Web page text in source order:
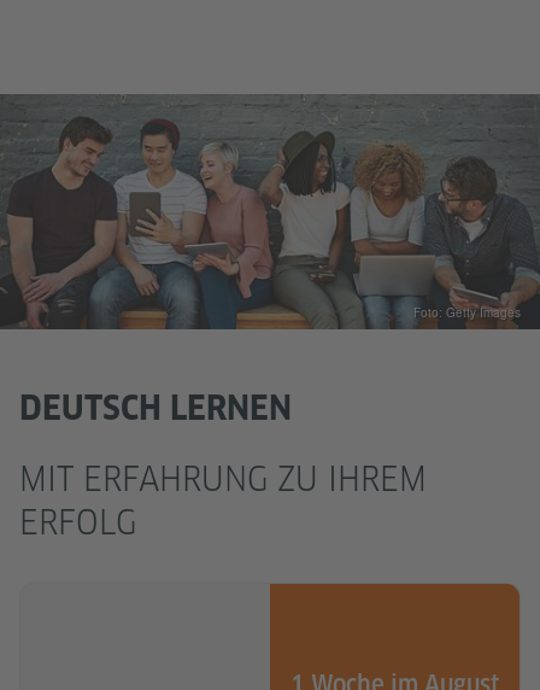
DEUTSCH LERNEN
MIT ERFAHRUNG ZU IHREM
ERFOLG
Foto: Getty Images